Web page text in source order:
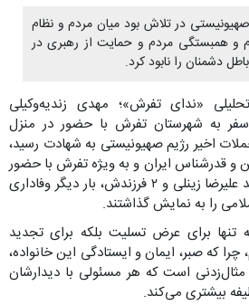
در تلاش بود میان مردم و نظام
و همبستگی مردم و حمایت از رهبری در
«ندای تفرش»؛ مهدی زندیه‌وکیلی
سفر به شهرستان تفرش با حضور در منزل
اخیر رژیم صهیونیستی به شهادت رسید،
و قدرشناس ایران و به ویژه تفرش با حضور
پرشور در مراسم تشییع شهید علیرضا زینلی و ۲ فرزندش، بار دیگر وفاداری
را به نمایش گذاشتند.
تنها برای عرض تسلیت بلکه برای تجدید
چرا که صبر، ایمان و ایستادگی این خانواده،
مثال‌زدنی است که هر مسئولی با دیدارشان
بیشتری می‌کند.